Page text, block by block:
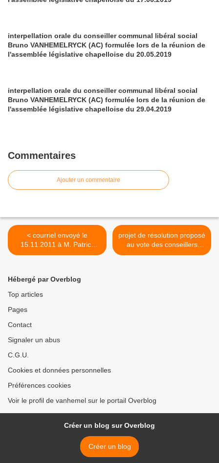
interpellation orale du conseiller communal libéral social
Bruno VANHEMELRYCK (AC) formulée lors de la réunion de
l'assemblée législative chapelloise du 20.05.2019
interpellation orale du conseiller communal libéral social
Bruno VANHEMELRYCK (AC) formulée lors de la réunion de
l'assemblée législative chapelloise du 29.04.2019
Commentaires
Ajouter un commentaire
< courriel envoyé le
15.11.2011 à M. Patrick
MORIAU, Bourgmestre, au
réunion du Collège
communal du 10.10.2011
projet de résolution proposé
au vote des conseillers
communaux chapellois lors
Hébergé par Overblog
Top articles
Pages
Contact
Signaler un abus
C.G.U.
Cookies et données personnelles
Préférences cookies
Voir le profil de vanhemel sur le portail Overblog
Créer un blog sur Overblog
Créer un blog